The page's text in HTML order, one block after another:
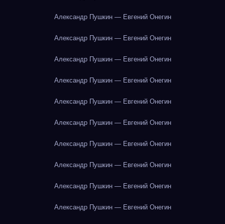
Александр Пушкин — Евгений Онегин
Александр Пушкин — Евгений Онегин
Александр Пушкин — Евгений Онегин
Александр Пушкин — Евгений Онегин
Александр Пушкин — Евгений Онегин
Александр Пушкин — Евгений Онегин
Александр Пушкин — Евгений Онегин
Александр Пушкин — Евгений Онегин
Александр Пушкин — Евгений Онегин
Александр Пушкин — Евгений Онегин